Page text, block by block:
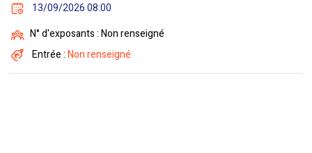
13/09/2026 08:00
N° d'exposants : Non renseigné
Entrée :Non renseigné